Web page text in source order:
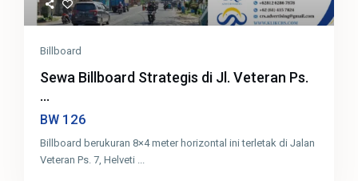
Billboard
Sewa Billboard Strategis di Jl. Veteran Ps.
...
BW 126
Billboard berukuran 8×4 meter horizontal ini terletak di Jalan
Veteran Ps. 7, Helveti ...